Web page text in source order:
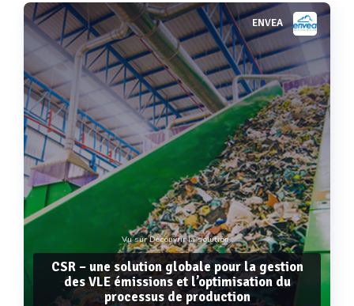
Voir plus ENVEA
Vu sur Découvrir la solution :
CSR – une solution globale pour la gestion
des VLE émissions et l’optimisation du
processus de production